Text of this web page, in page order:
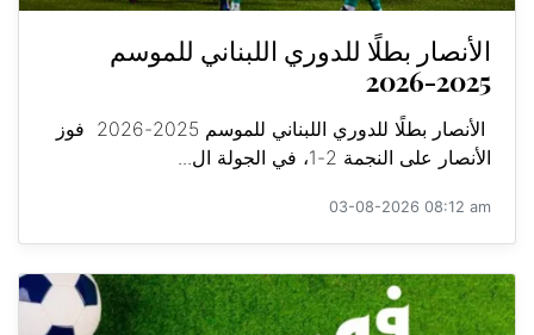
الأنصار بطلًا للدوري اللبناني للموسم
2025-2026
الأنصار بطلًا للدوري اللبناني للموسم 2025-2026 فوز
الأنصار على النجمة 2-1، في الجولة ال...
03-08-2026 08:12 am